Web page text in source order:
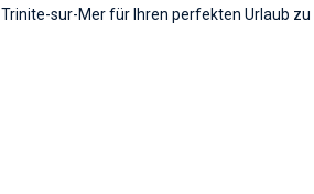
sur-Mer für Ihren perfekten Urlaub